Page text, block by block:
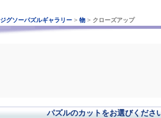
ジグソーパズルギャラリー >物 > クローズアップ
パズルのカットをお選びくださ